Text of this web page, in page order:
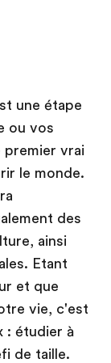
une étape
ou vos
vrai
le monde.
des
ainsi
Etant
et que
vie, c'est
: étudier à
de taille.